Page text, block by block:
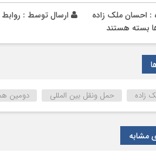
: احسان ملک زاده ارسال توسط :
برای
سیاست‌گذاری،
اجرا
میدانی
باید
یک
مسیر
بسته هستند
زاده حمل ونقل بین المللی دومین
مشابه